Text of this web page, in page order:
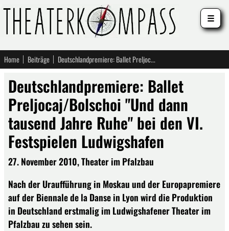
Home Beiträge Deutschlandpremiere: Ballet Preljocaj/Bolschoi "Und dann tausend Jahre Ruhe" bei den VI. Festspielen Ludwigshafen
Deutschlandpremiere: Ballet
Preljocaj/Bolschoi "Und dann
tausend Jahre Ruhe" bei den VI.
Festspielen Ludwigshafen
27. November 2010, Theater im Pfalzbau
Nach der Uraufführung in Moskau und der Europapremiere
auf der Biennale de la Danse in Lyon wird die Produktion
in Deutschland erstmalig im Ludwigshafener Theater im
Pfalzbau zu sehen sein.
☰